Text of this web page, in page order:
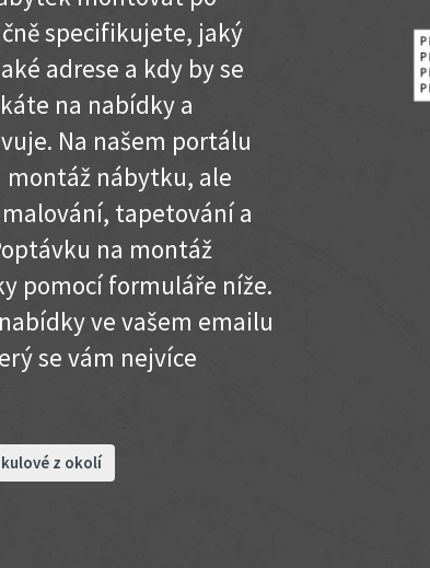
specifikujete, jaký
adrese a kdy by se
na nabídky a
Na našem portálu
montáž nábytku, ale
tapetování a
na montáž
pomocí formuláře níže.
ve vašem emailu
se vám nejvíce
z okolí